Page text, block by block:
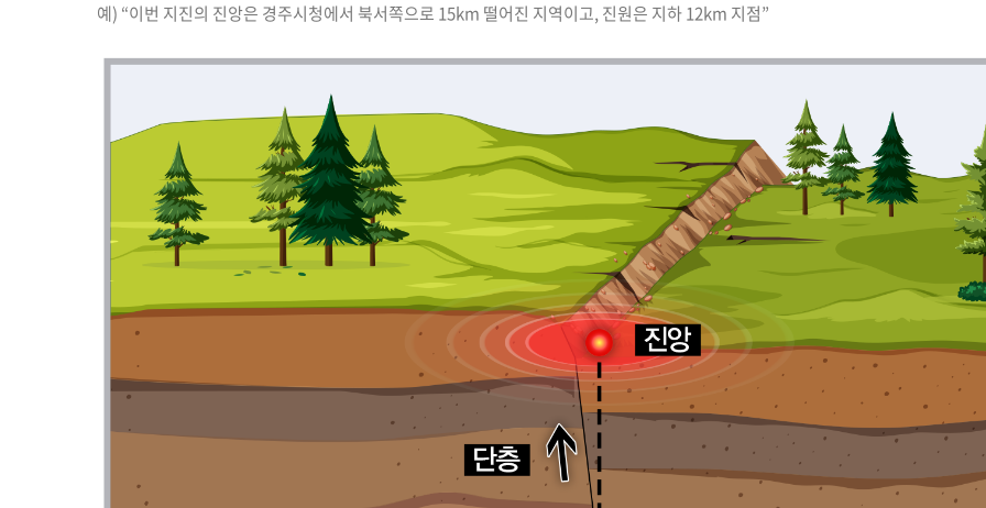
예) “이번 지진의 진앙은 경주시청에서 북서쪽으로 15km 떨어진 지역이고, 진원은 지하 12km 지점”